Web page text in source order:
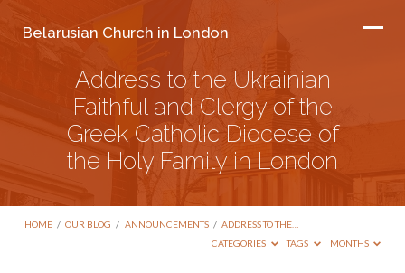
Belarusian Church in London
Address to the Ukrainian
Faithful and Clergy of the
Greek Catholic Diocese of
the Holy Family in London
HOME / OUR BLOG / ANNOUNCEMENTS / ADDRESS TO THE…
CATEGORIES
TAGS MONTHS